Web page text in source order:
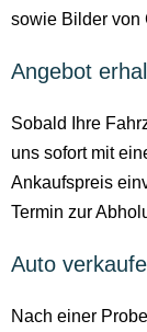
sowie Bilder von
Angebot
Sobald Ihre
uns sofort mit
Ankaufspreis
Termin zur
Auto
Nach einer